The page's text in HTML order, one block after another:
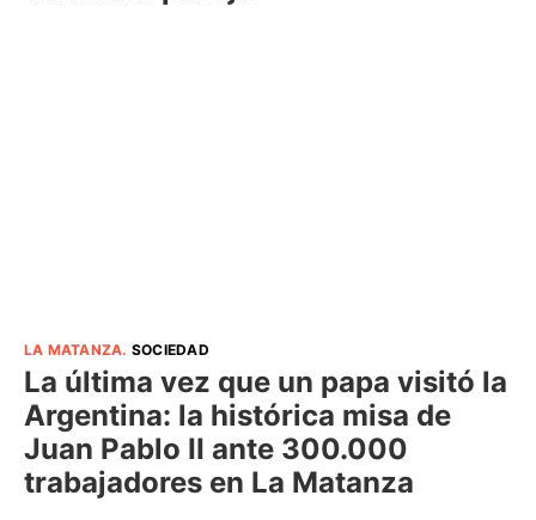
LA MATANZA. SOCIEDAD
La última vez que un papa visitó la
Argentina: la histórica misa de
Juan Pablo II ante 300.000
trabajadores en La Matanza